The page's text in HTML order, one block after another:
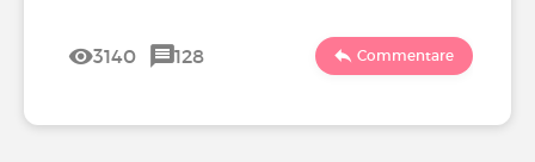
3140 128 Commentare